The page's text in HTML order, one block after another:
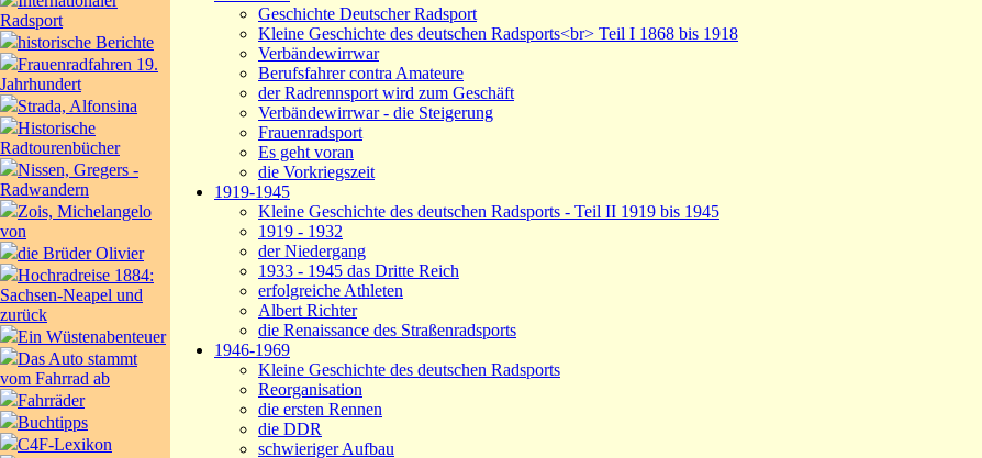
Radsport
historische Berichte
Frauenradfahren 19.
Jahrhundert
Strada, Alfonsina
Historische
Radtourenbücher
Nissen, Gregers -
Radwandern
Zois, Michelangelo
von
die Brüder Olivier
Hochradreise 1884:
Sachsen-Neapel und
zurück
Ein Wüstenabenteuer
Das Auto stammt
vom Fahrrad ab
Fahrräder
Buchtipps
C4F-Lexikon
Geschichte Deutscher Radsport
Kleine Geschichte des deutschen Radsports<br> Teil I 1868 bis 1918
Verbändewirrwar
Berufsfahrer contra Amateure
der Radrennsport wird zum Geschäft
Verbändewirrwar - die Steigerung
Frauenradsport
Es geht voran
die Vorkriegszeit
1919-1945
Kleine Geschichte des deutschen Radsports - Teil II 1919 bis 1945
1919 - 1932
der Niedergang
1933 - 1945 das Dritte Reich
erfolgreiche Athleten
Albert Richter
die Renaissance des Straßenradsports
1946-1969
Kleine Geschichte des deutschen Radsports
Reorganisation
die ersten Rennen
die DDR
schwieriger Aufbau